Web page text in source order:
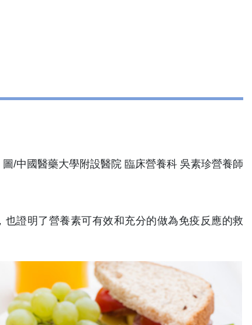
圖/中國醫藥大學附設醫院 臨床營養科 吳素珍營養師
證明了營養素可有效和充分的做為免疫反應的救